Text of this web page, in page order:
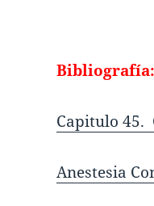
Bibliografía:
Capitulo 45.
Anestesia